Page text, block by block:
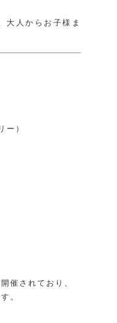
大人からお子様ま
ー）
催されており、
。